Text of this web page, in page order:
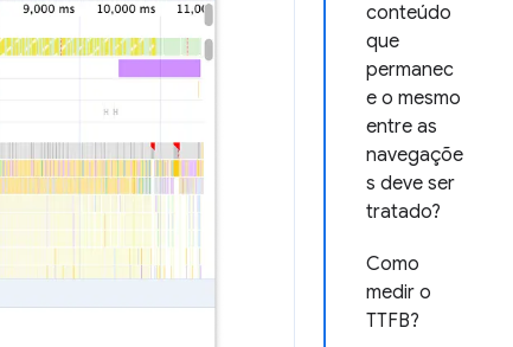
conteúdo
que
permanec
e o mesmo
entre as
navegaçõe
s deve ser
tratado?
Como
medir o
TTFB?